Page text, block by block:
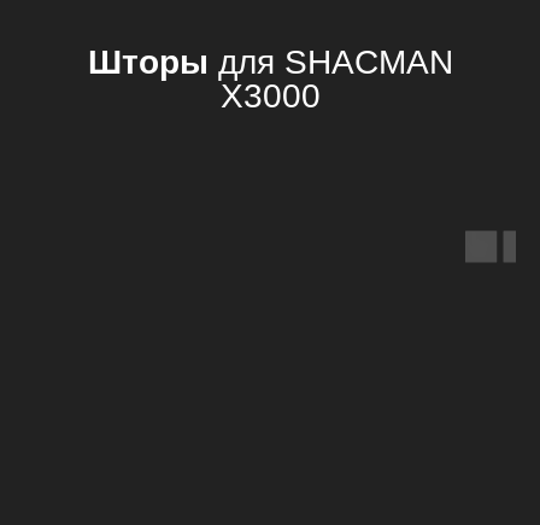
SHACMAN 36000
Мы создали коллекцию аксессуаров, идеально
подходящих для вашего автомобиля